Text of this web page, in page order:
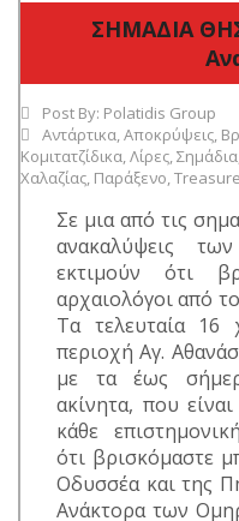
ΣΗΜΑΔΙΑ
Post By: Polatidis Group
Αντάρτικα,Αποκρύψεις,
Κομιτατζίδικα,Λίρες,Σημάδια
Χαλαζίας, Παράξενο,
Σε μια από τις
ανακαλύψεις
εκτιμούν ότι
αρχαιολόγοι από
Τα τελευταία 16
περιοχή Αγ.
με τα έως
ακίνητα, που
κάθε
ότι βρισκόμαστε
Οδυσσέα και της
Ανάκτορα των